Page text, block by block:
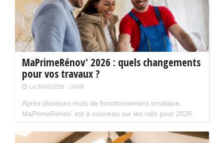
MaPrimeRénov' 2026 : quels changements
pour vos travaux ?
Le 30/07/2026 - 16h08
Après plusieurs mois de fonctionnement erratique,
MaPrimeRénov' est à nouveau sur les rails pour 2026.
limiter le nombre de chantiers éligibles. Tour d'horizon.